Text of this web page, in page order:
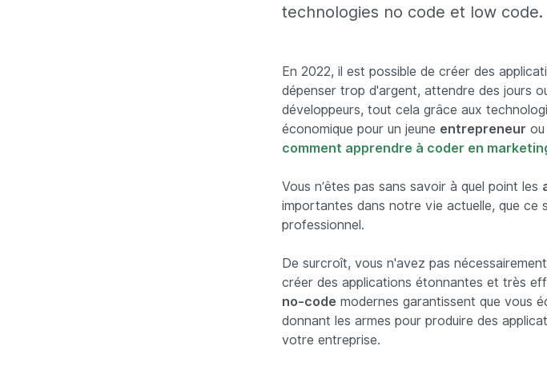
technologies no code et low code.
En 2022, il est possible de créer des
dépenser trop d'argent, attendre des jours
développeurs, tout cela grâce aux
économique pour un jeune entrepreneurou
comment apprendre à coder en
Vous n’êtes pas sans savoir à quel point les
importantes dans notre vie actuelle, que ce
professionnel.
De surcroît, vous n'avez pas
créer des applications étonnantes et très
no-code modernes garantissent que vous
donnant les armes pour produire des
votre entreprise.